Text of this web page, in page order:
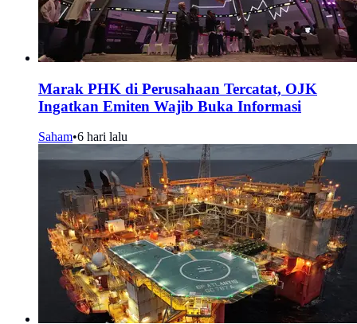
Marak PHK di Perusahaan Tercatat, OJK
Ingatkan Emiten Wajib Buka Informasi
Saham•6 hari lalu